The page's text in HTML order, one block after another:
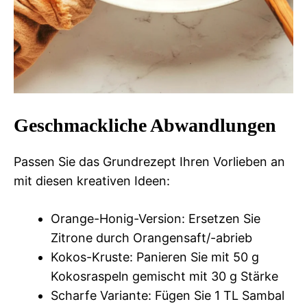
Geschmackliche Abwandlungen
Passen Sie das Grundrezept Ihren Vorlieben an
mit diesen kreativen Ideen:
Orange-Honig-Version: Ersetzen Sie
Zitrone durch Orangensaft/-abrieb
Kokos-Kruste: Panieren Sie mit 50 g
Kokosraspeln gemischt mit 30 g Stärke
Scharfe Variante: Fügen Sie 1 TL Sambal